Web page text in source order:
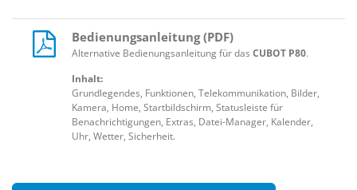
Bedienungsanleitung (PDF)
Alternative Bedienungsanleitung für das CUBOT P80.
Inhalt:
Grundlegendes, Funktionen, Telekommunikation, Bilder,
Kamera, Home, Startbildschirm, Statusleiste für
Benachrichtigungen, Extras, Datei-Manager, Kalender,
Uhr, Wetter, Sicherheit.